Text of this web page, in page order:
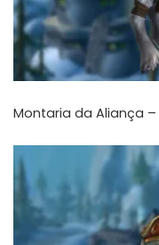
Montaria da Aliança –